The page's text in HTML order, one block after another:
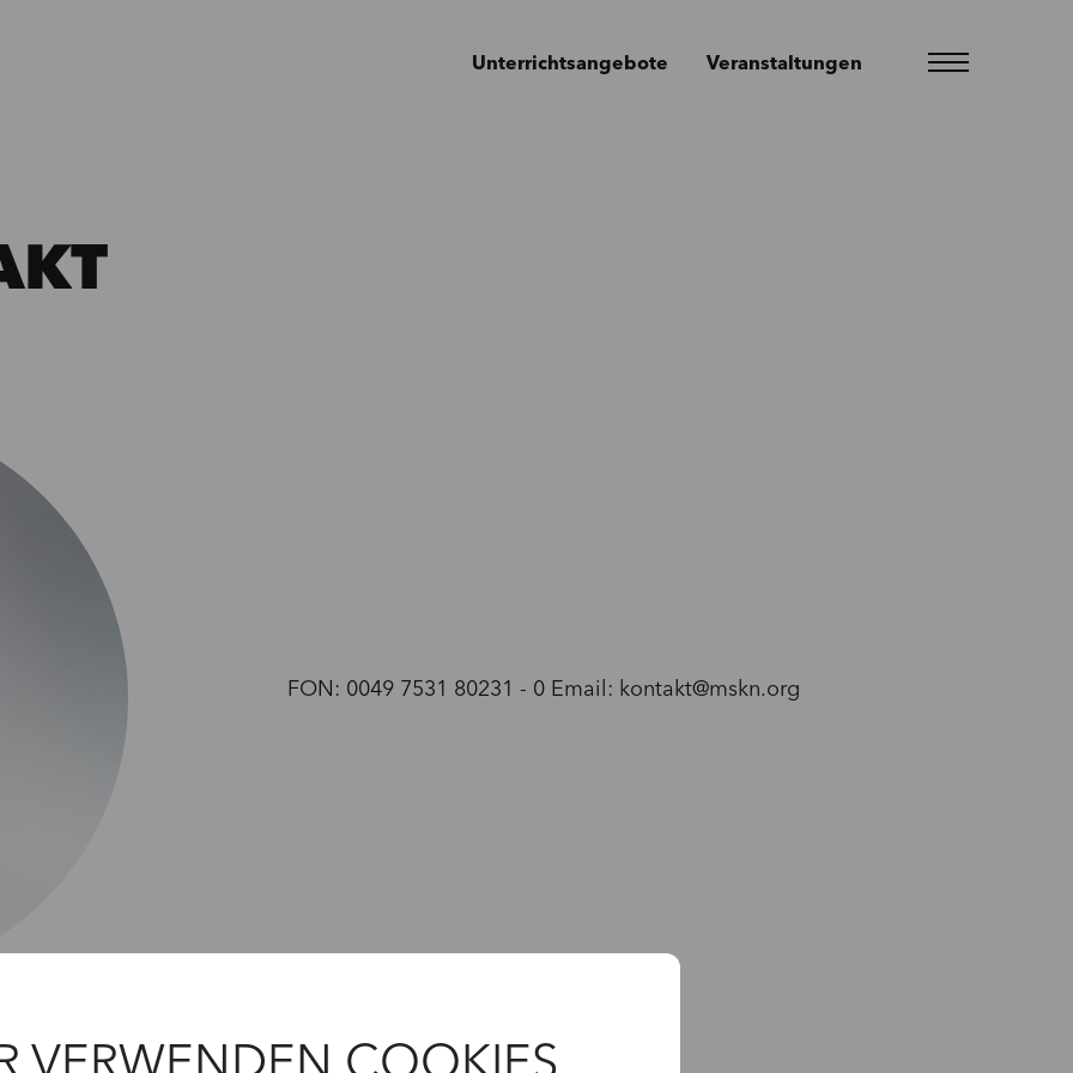
VERWENDEN COOKIES
Unterrichtsangebote Veranstaltungen
FON: 0049 7531 80231 - 0 Email: kontakt@mskn.org